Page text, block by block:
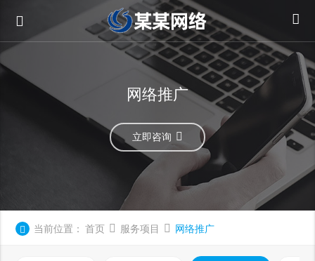
网络推广
立即咨询
当前位置： 首页 服务项目 网络推广